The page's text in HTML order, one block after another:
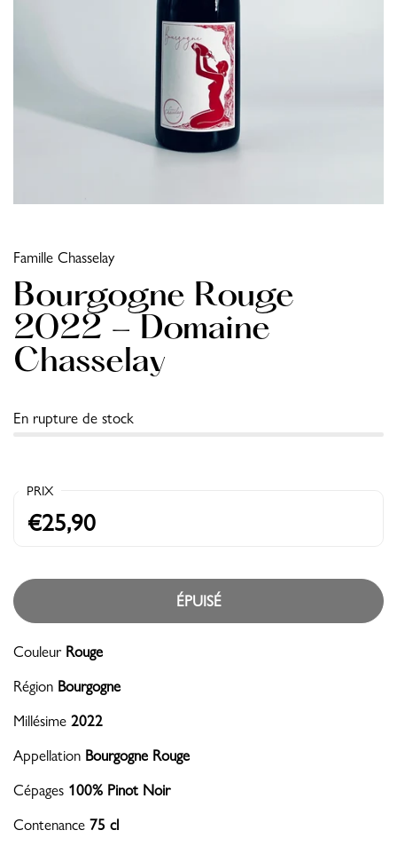
Famille Chasselay
Bourgogne Rouge
2022 - Domaine
Chasselay
En rupture de stock
PRIX
€25,90
ÉPUISÉ
Couleur Rouge
Région Bourgogne
Millésime 2022
Appellation Bourgogne Rouge
Cépages 100% Pinot Noir
Contenance 75 cl